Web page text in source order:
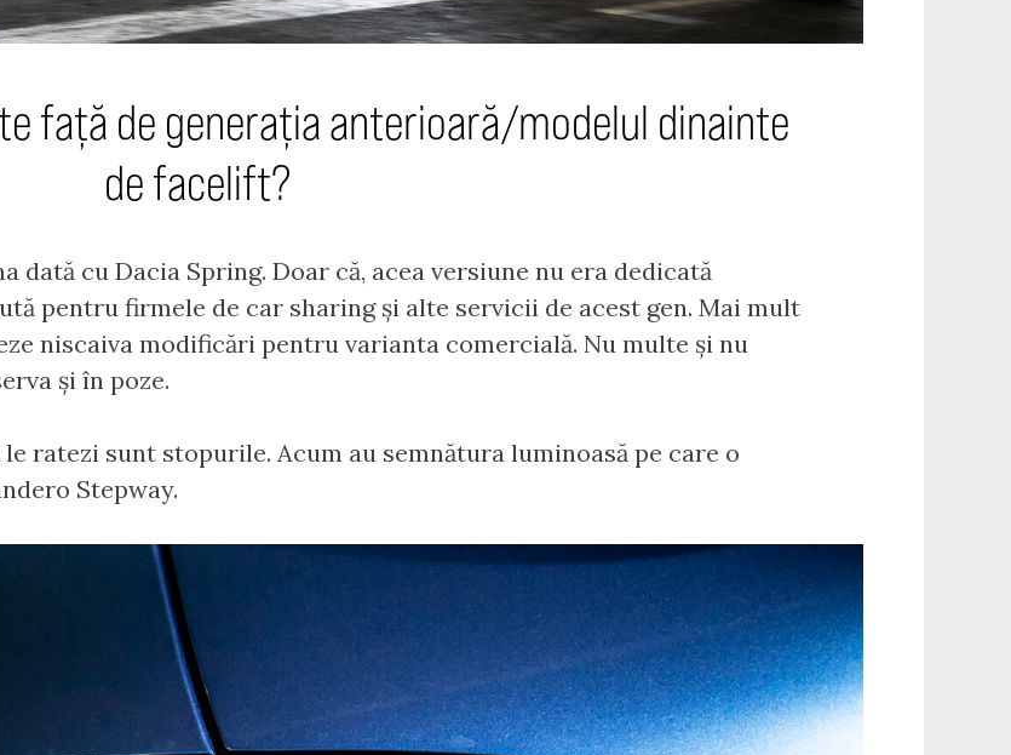
față de generația anterioară/modelul dinainte
de facelift?
dată cu Dacia Spring. Doar că, acea versiune nu era dedicată
pentru firmele de car sharing și alte servicii de acest gen. Mai mult
niscaiva modificări pentru varianta comercială. Nu multe și nu
și în poze.
ratezi sunt stopurile. Acum au semnătura luminoasă pe care o
Stepway.